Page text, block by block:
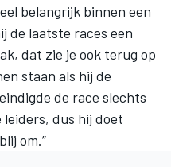
belangrijk binnen een
de laatste races een
dat zie je ook terug op
staan als hij de
de race slechts
dus hij doet
om.”